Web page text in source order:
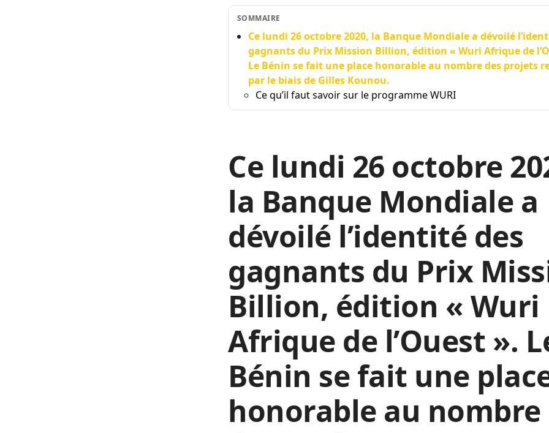
SOMMAIRE
Ce lundi 26 octobre 2020, la Banque Mondiale a dévoilé
gagnants du Prix Mission Billion, édition « Wuri Afrique de
Le Bénin se fait une place honorable au nombre des projets
par le biais de Gilles Kounou.
Ce qu’il faut savoir sur le programme WURI
Ce lundi 26 octobre
la Banque Mondiale a
dévoilé l’identité des
gagnants du Prix
Billion, édition « Wuri
Afrique de l’Ouest ».
Bénin se fait une
honorable au nombre